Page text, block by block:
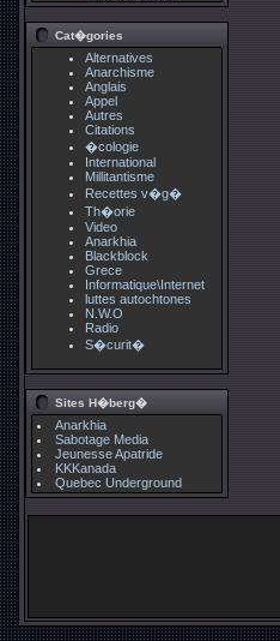
Cat�gories
Alternatives
Anarchisme
Anglais
Appel
Autres
Citations
�cologie
International
Millitantisme
Recettes v�g�
Th�orie
Video
Anarkhia
Blackblock
Grece
Informatique\Internet
luttes autochtones
N.W.O
Radio
S�curit�
Sites H�berg�
Anarkhia
Sabotage Media
Jeunesse Apatride
KKKanada
Quebec Underground